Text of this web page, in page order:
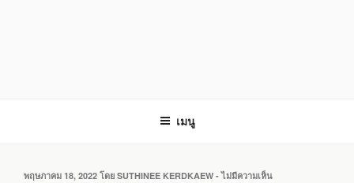
เมนู
เขียน
พฤษภาคม 18, 2022 โดย SUTHINEE KERDKAEW -ไม่มีความเห็น